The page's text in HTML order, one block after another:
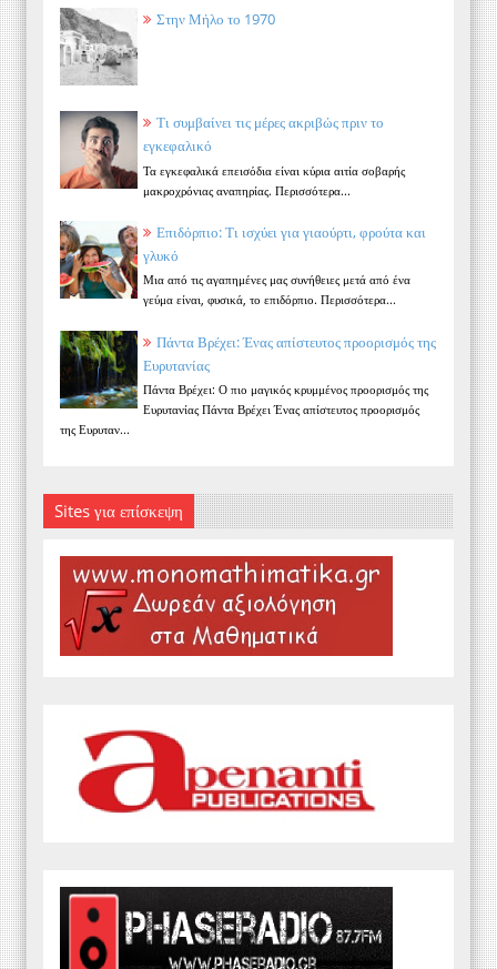
Στην Μήλο το 1970
Τι συμβαίνει τις μέρες ακριβώς πριν το
εγκεφαλικό
Τα εγκεφαλικά επεισόδια είναι κύρια αιτία σοβαρής
μακροχρόνιας αναπηρίας. Περισσότερα...
Επιδόρπιο: Τι ισχύει για γιαούρτι, φρούτα και
γλυκό
Μια από τις αγαπημένες μας συνήθειες μετά από ένα
γεύμα είναι, φυσικά, το επιδόρπιο. Περισσότερα...
Πάντα Βρέχει: Ένας απίστευτος προορισμός της
Ευρυτανίας
Πάντα Βρέχει: Ο πιο μαγικός κρυμμένος προορισμός της
Ευρυτανίας Πάντα Βρέχει Ένας απίστευτος προορισμός
της Ευρυταν...
Sites για επίσκεψη